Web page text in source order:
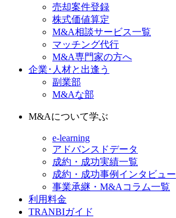
売却案件登録
株式価値算定
M&A相談サービス一覧
マッチング代行
M&A専門家の方へ
企業･人材と出逢う
副業部
M&Aな部
M&Aについて学ぶ
e-learning
アドバンスドデータ
成約・成功実績一覧
成約・成功事例インタビュー
事業承継・M&Aコラム一覧
利用料金
TRANBIガイド